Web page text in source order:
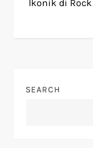
n
Ikonik di Rock
SEARCH